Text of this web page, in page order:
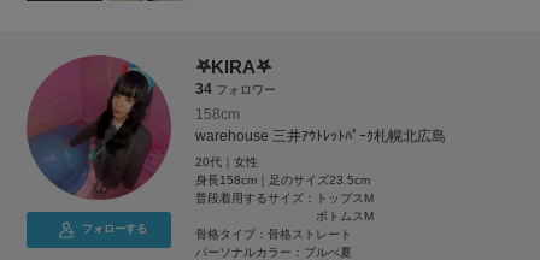
フォローする
𖤐KIRA𖤐
34 フォロワー
158cm
warehouse 三井ｱｳﾄﾚｯﾄﾊﾟｰｸ札幌北広島
20代｜女性
身長158cm｜足のサイズ23.5cm
普段着用するサイズ：
トップスM
ボトムスM
骨格タイプ：骨格ストレート
パーソナルカラー：ブルべ夏